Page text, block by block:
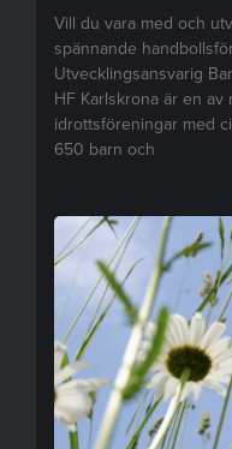
Vill du vara med och
spännande
Utvecklingsansvarig
HF Karlskrona är en
idrottsföreningar med
650 barn och